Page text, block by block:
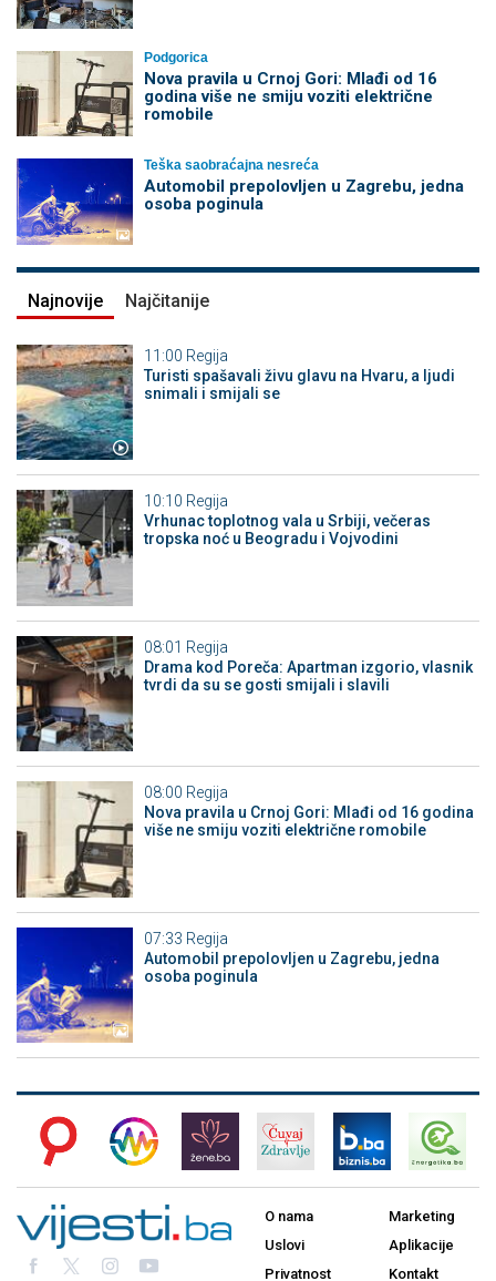
Podgorica
Nova pravila u Crnoj Gori: Mlađi od 16
godina više ne smiju voziti električne
romobile
Teška saobraćajna nesreća
Automobil prepolovljen u Zagrebu, jedna
osoba poginula
Najnovije Najčitanije
11:00 Regija
Turisti spašavali živu glavu na Hvaru, a ljudi
snimali i smijali se
10:10 Regija
Vrhunac toplotnog vala u Srbiji, večeras
tropska noć u Beogradu i Vojvodini
08:01 Regija
Drama kod Poreča: Apartman izgorio, vlasnik
tvrdi da su se gosti smijali i slavili
08:00 Regija
Nova pravila u Crnoj Gori: Mlađi od 16 godina
više ne smiju voziti električne romobile
07:33 Regija
Automobil prepolovljen u Zagrebu, jedna
osoba poginula
O nama
Uslovi
Privatnost
Marketing
Aplikacije
Kontakt